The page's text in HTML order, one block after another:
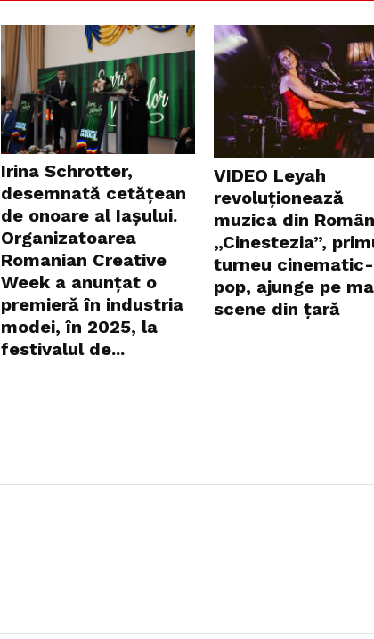
Irina Schrotter,
desemnată cetățean
de onoare al Iașului.
Organizatoarea
Romanian Creative
Week a anunțat o
premieră în industria
modei, în 2025, la
festivalul de...
VIDEO Leyah
revoluționează
muzica din
„Cinestezia”,
turneu cinematic-
pop, ajunge pe
scene din țară